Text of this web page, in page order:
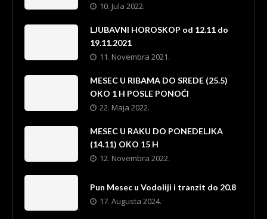
10. Jula 2022.
LJUBAVNI HOROSKOP od 12.11 do
19.11.2021
11. Novembra 2021.
MESEC U RIBAMA DO SREDE (25.5)
OKO 1 H POSLE PONOĆI
22. Maja 2022.
MESEC U RAKU DO PONEDELJKA
(14.11) OKO 15 H
12. Novembra 2022.
Pun Mesec u Vodoliji i tranzit do 20.8
17. Augusta 2024.